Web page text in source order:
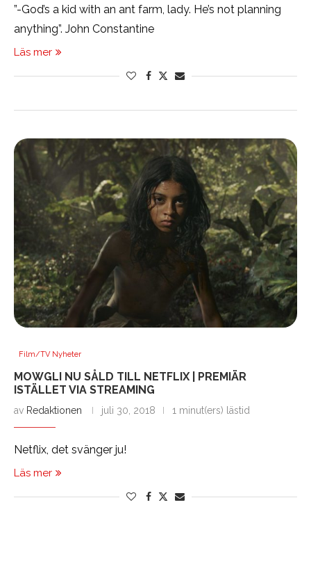
”-God’s a kid with an ant farm, lady. He’s not planning
anything”. John Constantine
Läs mer
Film/TV Nyheter
MOWGLI NU SÅLD TILL NETFLIX | PREMIÄR
ISTÄLLET VIA STREAMING
av Redaktionen juli 30, 2018 1 minut(ers) lästid
Netflix, det svänger ju!
Läs mer